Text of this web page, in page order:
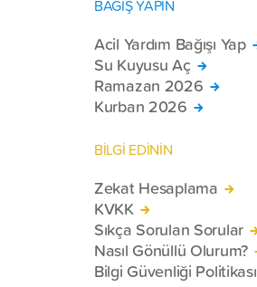
BAĞIŞ YAPIN
Acil Yardım Bağışı Yap
Su Kuyusu Aç
Ramazan 2026
Kurban 2026
BİLGİ EDİNİN
Zekat Hesaplama
KVKK
Sıkça Sorulan Sorular
Nasıl Gönüllü Olurum?
Bilgi Güvenliği Politikası